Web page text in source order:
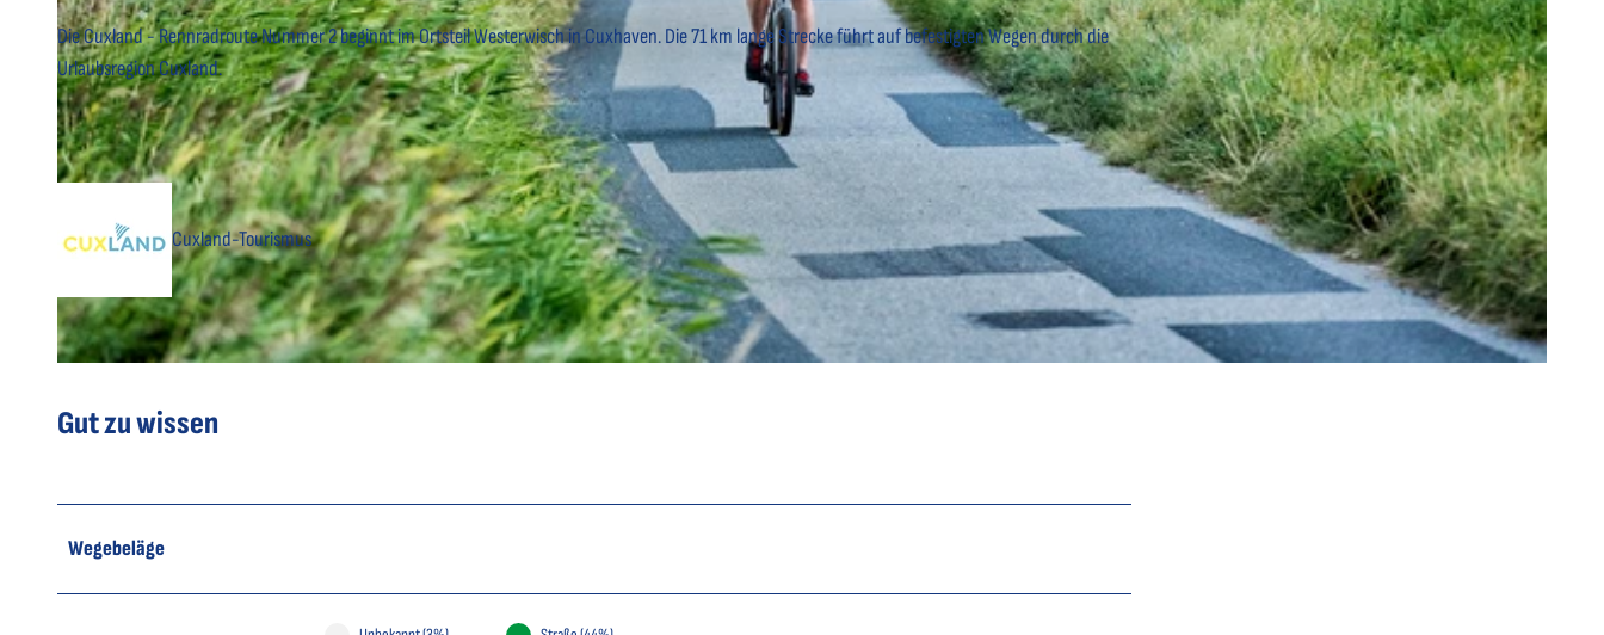
© Nele Martensen, Cuxland-Tourismus, Fotografin Nele Martensen | CC-BY-SA
Die Cuxland - Rennradroute Nummer 2 beginnt im Ortsteil Westerwisch in Cuxhaven. Die 71 km lange Strecke führt auf befestigten Wegen durch die
Urlaubsregion Cuxland.
Cuxland-Tourismus
Gut zu wissen
Wegebeläge